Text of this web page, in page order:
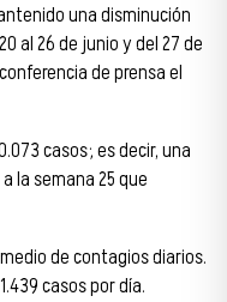
una disminución
al 26 de junio y del 27 de
de prensa el
casos; es decir, una
la semana 25 que
de contagios diarios.
casos por día.